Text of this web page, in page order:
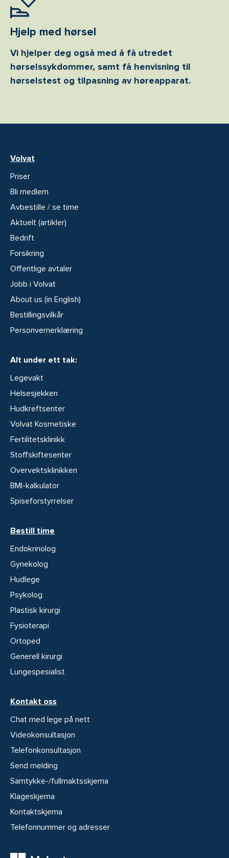
Hjelp med hørsel
Vi hjelper deg også med å få utredet
hørselssykdommer, samt få henvisning til
hørselstest og tilpasning av høreapparat.
Volvat
Priser
Bli medlem
Avbestille / se time
Aktuelt (artikler)
Bedrift
Forsikring
Offentlige avtaler
Jobb i Volvat
About us (in English)
Bestillingsvilkår
Personvernerklæring
Alt under ett tak:
Legevakt
Helsesjekken
Hudkreftsenter
Volvat Kosmetiske
Fertilitetsklinikk
Stoffskiftesenter
Overvektsklinikken
BMI-kalkulator
Spiseforstyrrelser
Bestill time
Endokrinolog
Gynekolog
Hudlege
Psykolog
Plastisk kirurgi
Fysioterapi
Ortoped
Generell kirurgi
Lungespesialist
Kontakt oss
Chat med lege på nett
Videokonsultasjon
Telefonkonsultasjon
Send melding
Samtykke-/fullmaktsskjema
Klageskjema
Kontaktskjema
Telefonnummer og adresser